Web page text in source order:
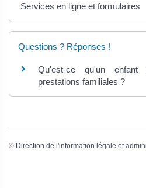
Services en ligne et formulaires
Questions ? Réponses !
Qu'est-ce qu'un
prestations familiales ?
© Direction de l'information légale et